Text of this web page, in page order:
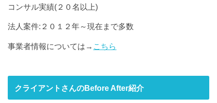
コンサル実績(２０名以上)
法人案件:２０１２年～現在まで多数
事業者情報については→ こちら
クライアントさんのBefore After紹介